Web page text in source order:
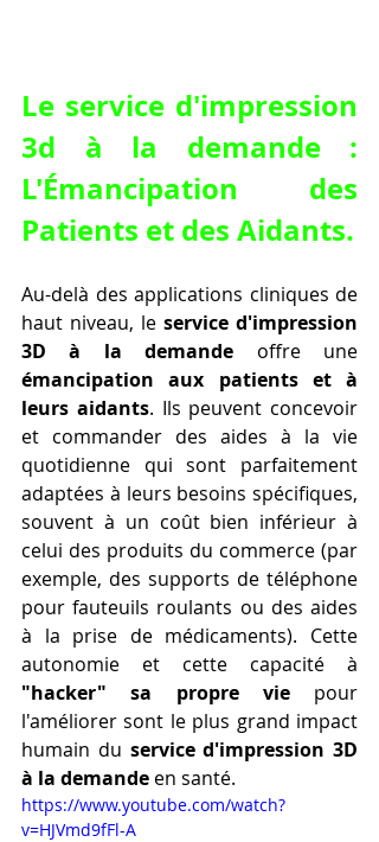
Le service d'impression
3d à la demande :
L'Émancipation des
Patients et des Aidants.
Au-delà des applications cliniques de
haut niveau, le service d'impression
3D à la demande
émancipation aux patients et à
leurs aidants. Ils peuvent concevoir
et commander des aides à la vie
quotidienne qui sont parfaitement
adaptées à leurs besoins spécifiques,
souvent à un coût bien inférieur à
celui des produits du commerce (par
exemple, des supports de téléphone
pour fauteuils roulants ou des aides
à la prise de médicaments). Cette
"hacker" sa propre vie pour
l'améliorer sont le plus grand impact
humain du service d'impression 3D
à la demande en santé.
https://www.youtube.com/watch?
v=HJVmd9fFl-A